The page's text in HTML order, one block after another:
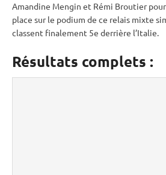
Amandine Mengin et Rémi Broutier
place sur le podium de ce relais mixte
classent finalement 5e derrière l’Italie.
Résultats complets :